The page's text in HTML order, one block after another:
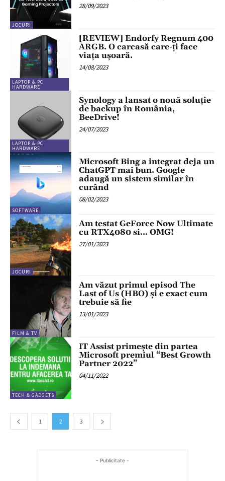
JOCURI
28/09/2023
LAPTOP & PC
HARDWARE
[REVIEW] Endorfy Regnum 400
ARGB. O carcasă care-ți face
viața ușoară.
14/08/2023
LAPTOP & PC
HARDWARE
Synology a lansat o nouă soluție
de backup în România,
BeeDrive!
24/07/2023
SOFTWARE
Microsoft Bing a integrat deja un
ChatGPT mai bun. Google
adaugă un sistem similar în
curând
08/02/2023
JOCURI
Am testat GeForce Now Ultimate
cu RTX4080 si… OMG!
27/01/2023
FILM & TV
Am văzut primul episod The
Last of Us (HBO) și e exact cum
trebuie să fie
13/01/2023
TECH & GADGETS
IT Assist primește din partea
Microsoft premiul “Best Growth
Partner 2022”
04/11/2022
1 2 3
- Publicitate -